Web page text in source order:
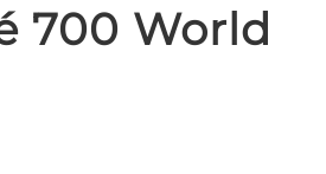
700 World